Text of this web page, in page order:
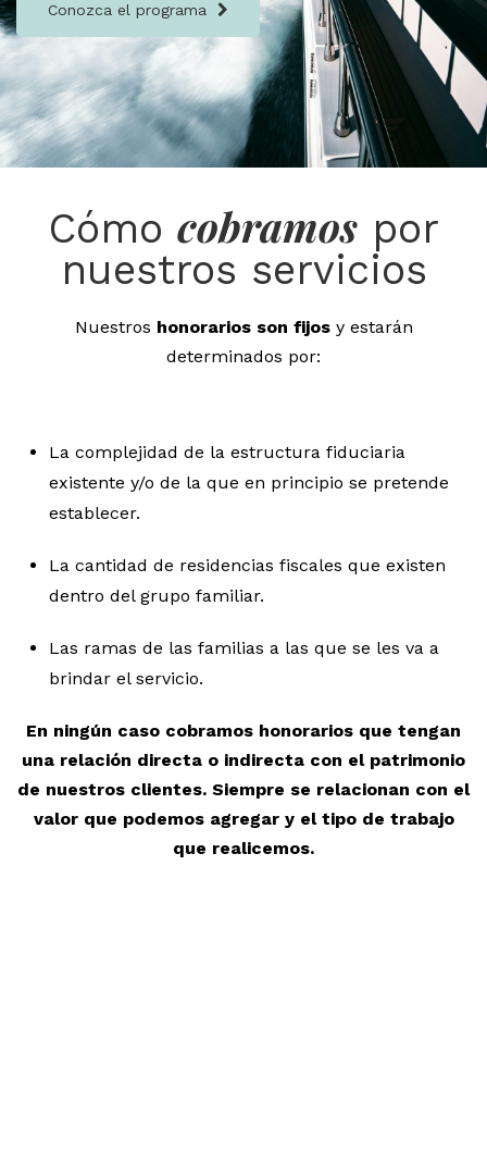
Conozca el programa
Cómo cobramos por
nuestros servicios
Nuestros honorarios son fijosy estarán
determinados por:
La complejidad de la estructura fiduciaria
existente y/o de la que en principio se pretende
establecer.
La cantidad de residencias fiscales que existen
dentro del grupo familiar.
Las ramas de las familias a las que se les va a
brindar el servicio.
En ningún caso cobramos honorarios que tengan
una relación directa o indirecta con el patrimonio
de nuestros clientes. Siempre se relacionan con el
valor que podemos agregar y el tipo de trabajo
que realicemos.